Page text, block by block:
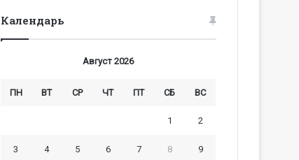
Календарь
Август 2026
ПН ВТ СР ЧТ ПТ СБ ВС
1 2
3 4 5 6 7 8 9